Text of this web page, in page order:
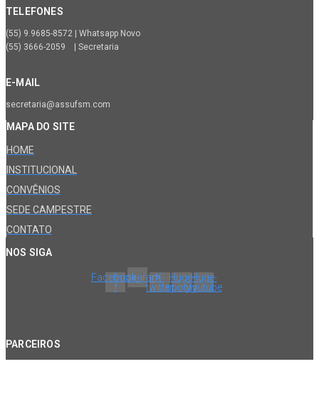
TELEFONES
(55) 9.9685-8572 | Whatsapp Novo
(55) 3666-2059 | Secretaria
E-MAIL
secretaria@assufsm.com
MAPA DO SITE
HOME
INSTITUCIONAL
CONVÊNIOS
SEDE CAMPESTRE
CONTATO
NOS SIGA
Facebook-
f
InstagramX-
twitter
Huge-
spotify
Huge-
youtube
PARCEIROS